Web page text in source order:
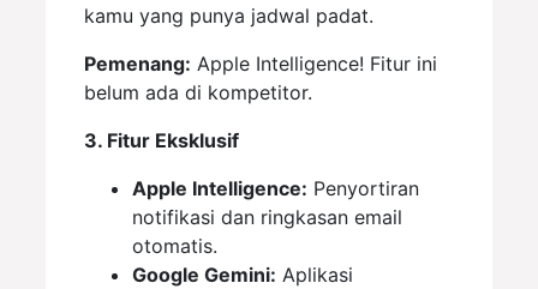
kamu yang punya jadwal padat.
Pemenang: Apple Intelligence! Fitur ini
belum ada di kompetitor.
3. Fitur Eksklusif
Apple Intelligence: Penyortiran
notifikasi dan ringkasan email
otomatis.
Google Gemini: Aplikasi